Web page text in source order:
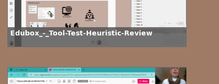
Edubox_-_Tool-Test-Heuristic-Review